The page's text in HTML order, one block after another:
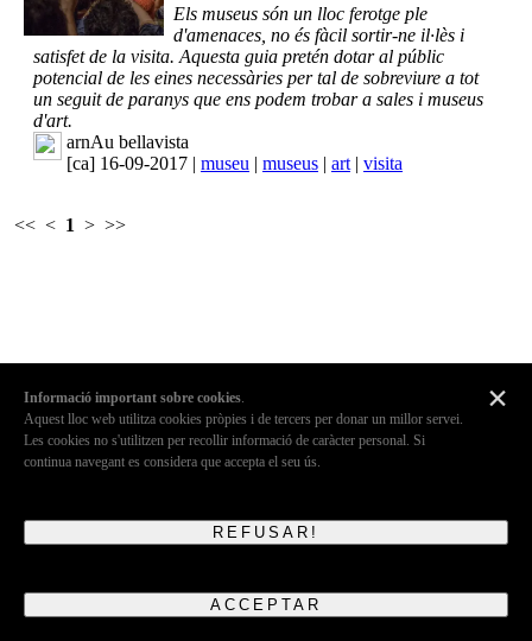
Els museus són un lloc ferotge ple
d'amenaces, no és fàcil sortir-ne il·lès i
satisfet de la visita. Aquesta guia pretén dotar al públic
potencial de les eines necessàries per tal de sobreviure a tot
un seguit de paranys que ens podem trobar a sales i museus
d'art.
arnAu bellavista
[ca] 16-09-2017 | museu | museus | art| visita
<< < 1 > >>
×
Informació important sobre cookies.
Aquest lloc web utilitza cookies pròpies i de tercers per donar un millor servei.
Les cookies no s'utilitzen per recollir informació de caràcter personal. Si
continua navegant es considera que accepta el seu ús.
REFUSAR!
ACCEPTAR